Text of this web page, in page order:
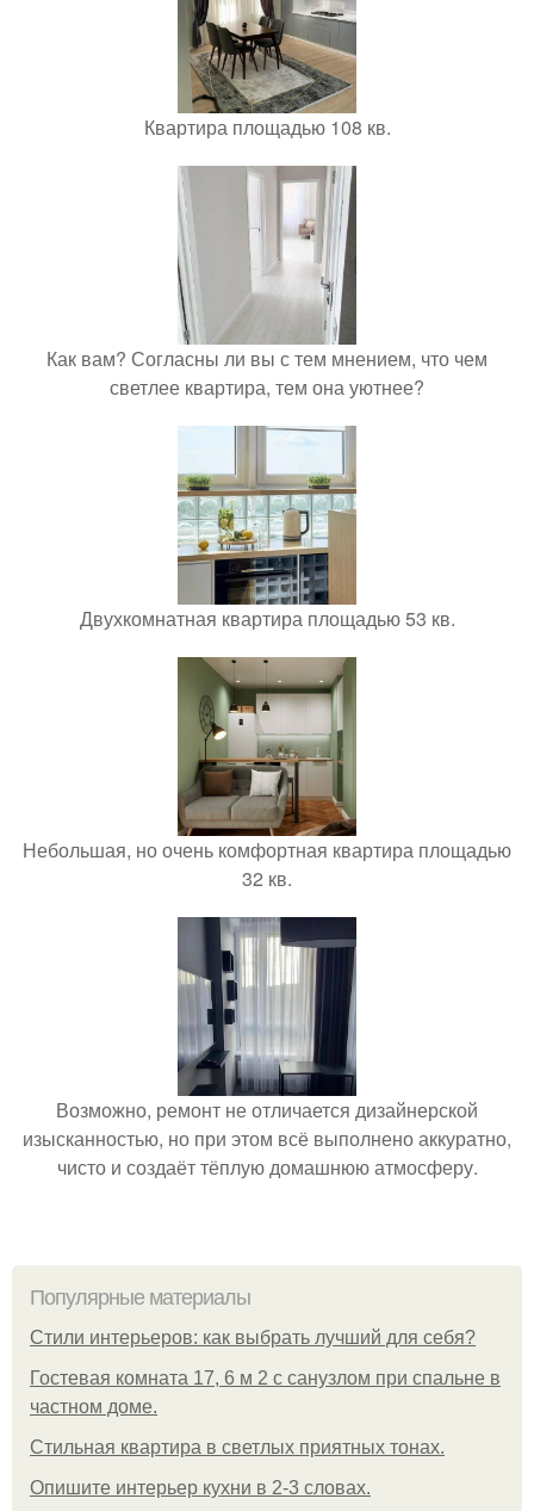
Квартира площадью 108 кв.
Как вам? Согласны ли вы с тем мнением, что чем
светлее квартира, тем она уютнее?
Двухкомнатная квартира площадью 53 кв.
Небольшая, но очень комфортная квартира площадью
32 кв.
Возможно, ремонт не отличается дизайнерской
изысканностью, но при этом всё выполнено аккуратно,
чисто и создаёт тёплую домашнюю атмосферу.
Популярные материалы
Стили интерьеров: как выбрать лучший для себя?
Гостевая комната 17, 6 м 2 с санузлом при спальне в
частном доме.
Стильная квартира в светлых приятных тонах.
Опишите интерьер кухни в 2-3 словах.